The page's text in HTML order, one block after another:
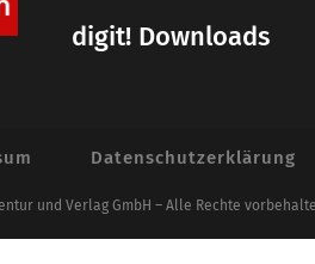
digit! Downloads
Datenschutzerklärung
und Verlag GmbH – Alle Rechte